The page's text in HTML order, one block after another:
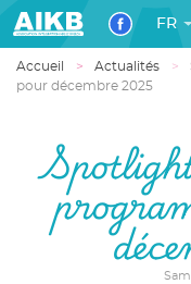
FR
Accueil Actualités
pour décembre 2025